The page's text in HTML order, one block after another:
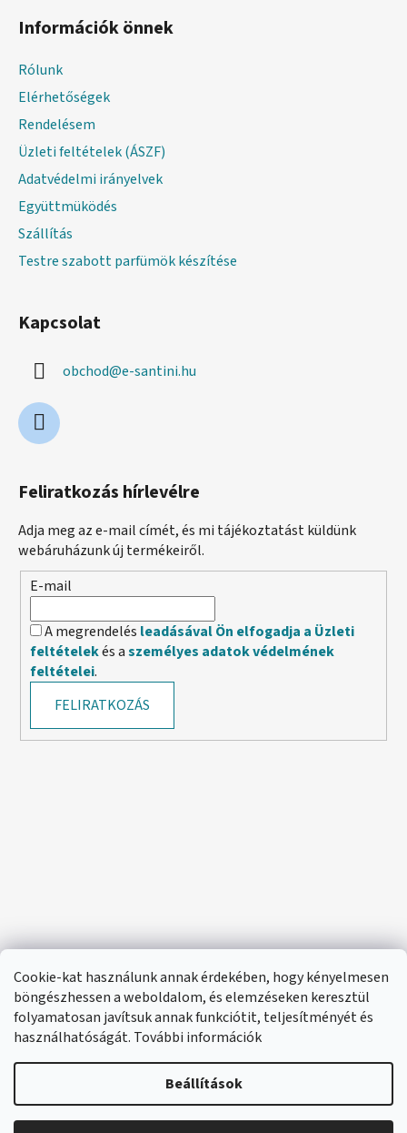
Cookie-kat használunk annak érdekében, hogy kényelmesen
böngészhessen a weboldalom, és elemzéseken keresztül
folyamatosan javítsuk annak funkciótit, teljesítményét és
használhatóságát. További információk
Beállítások
Információk önnek
Rólunk
Elérhetőségek
Rendelésem
Üzleti feltételek (ÁSZF)
Adatvédelmi irányelvek
Együttmüködés
Szállítás
Testre szabott parfümök készítése
Kapcsolat
obchod@e-santini.hu
Feliratkozás hírlevélre
Adja meg az e-mail címét, és mi tájékoztatást küldünk
webáruházunk új termékeiről.
E-mail
A megrendelés leadásával Ön elfogadja a Üzleti
feltételekés aszemélyes adatok védelmének
feltételei.
FELIRATKOZÁS